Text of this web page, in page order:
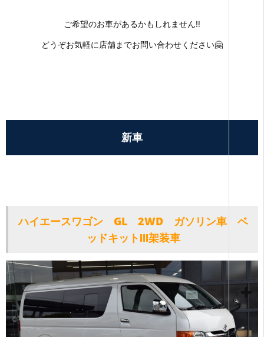
ご希望のお車があるかもしれません‼
どうぞお気軽に店舗までお問い合わせください🤗
新車
ハイエースワゴン GL 2WD ガソリン車 ベ
ッドキットⅢ架装車